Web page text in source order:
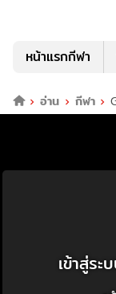
หน้าแรกกีฬา
อ่าน กีฬา
Bournemouth
เข้าสู่ร